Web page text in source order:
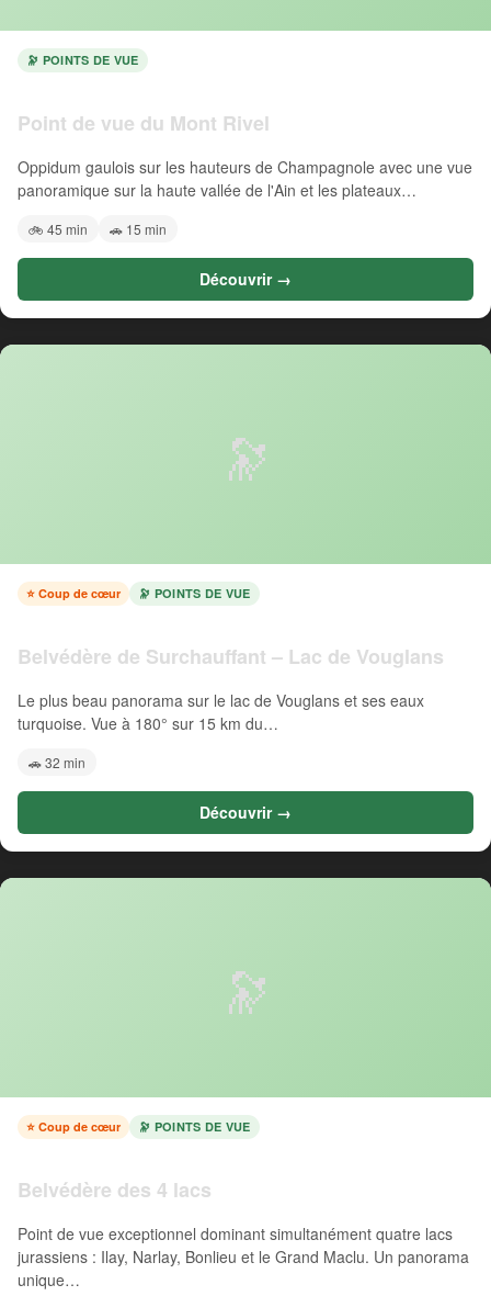
🔭 POINTS DE VUE
Point de vue du Mont Rivel
Oppidum gaulois sur les hauteurs de Champagnole avec une vue
panoramique sur la haute vallée de l'Ain et les plateaux…
🚲 45 min 🚗 15 min
Découvrir →
🔭
⭐ Coup de cœur 🔭 POINTS DE VUE
Belvédère de Surchauffant – Lac de Vouglans
Le plus beau panorama sur le lac de Vouglans et ses eaux
turquoise. Vue à 180° sur 15 km du…
🚗 32 min
Découvrir →
🔭
⭐ Coup de cœur 🔭 POINTS DE VUE
Belvédère des 4 lacs
Point de vue exceptionnel dominant simultanément quatre lacs
jurassiens : Ilay, Narlay, Bonlieu et le Grand Maclu. Un panorama
unique…